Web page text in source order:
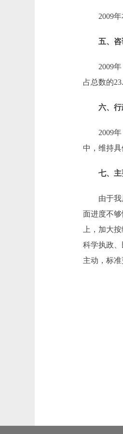
2009年本
五、咨
2009年，
占总数的
六、行
2009年，
中，维持具
七、主
由于我局
面进度不
上，加大
科学执政
主动，标准